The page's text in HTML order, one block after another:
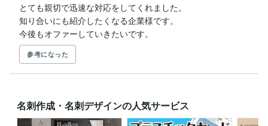
とても親切で迅速な対応をしてくれました。
知り合いにも紹介したくなる企業様です。
今後もオファーしていきたいです。
参考になった
名刺作成・名刺デザインの人気サービス